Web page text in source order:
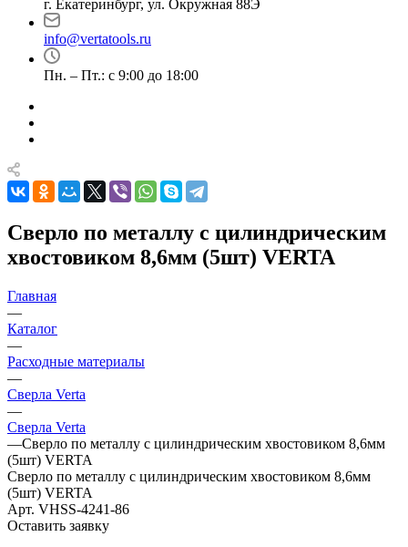
г. Екатеринбург, ул. Окружная 88Э
info@vertatools.ru
Пн. – Пт.: с 9:00 до 18:00
Сверло по металлу с цилиндрическим
хвостовиком 8,6мм (5шт) VERTA
Главная
—
Каталог
—
Расходные материалы
—
Сверла Verta
—
Сверла Verta
—Сверло по металлу с цилиндрическим хвостовиком 8,6мм
(5шт) VERTA
Сверло по металлу с цилиндрическим хвостовиком 8,6мм
(5шт) VERTA
Арт. VHSS-4241-86
Оставить заявку